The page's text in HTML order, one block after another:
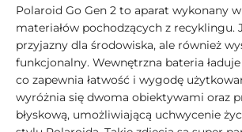
Polaroid Go Gen 2 to aparat wykonany
materiałów pochodzących z recyklingu.
przyjazny dla środowiska, ale również
funkcjonalny. Wewnętrzna bateria ładuje
co zapewnia łatwość i wygodę
wyróżnia się dwoma obiektywami oraz
błyskową, umożliwiającą uchwycenie